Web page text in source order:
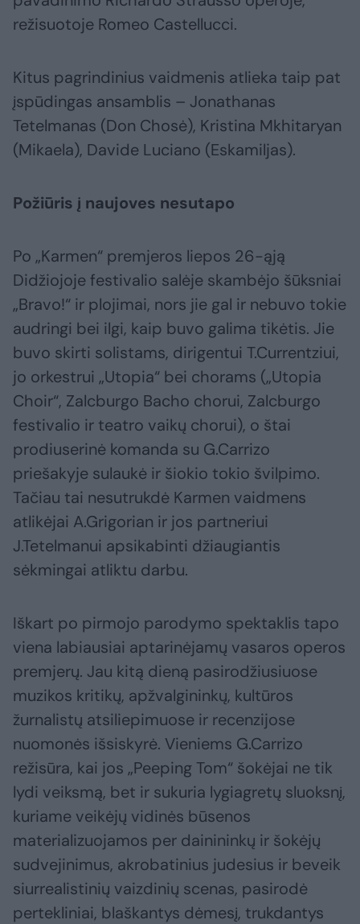
režisuotoje Romeo Castellucci.
Kitus pagrindinius vaidmenis atlieka taip pat
įspūdingas ansamblis – Jonathanas
Tetelmanas (Don Chosė), Kristina Mkhitaryan
(Mikaela), Davide Luciano (Eskamiljas).
Požiūris į naujoves nesutapo
Po „Karmen“ premjeros liepos 26-ąją
Didžiojoje festivalio salėje skambėjo šūksniai
„Bravo!“ ir plojimai, nors jie gal ir nebuvo tokie
audringi bei ilgi, kaip buvo galima tikėtis. Jie
buvo skirti solistams, dirigentui T.Currentziui,
jo orkestrui „Utopia“ bei chorams („Utopia
Choir“, Zalcburgo Bacho chorui, Zalcburgo
festivalio ir teatro vaikų chorui), o štai
prodiuserinė komanda su G.Carrizo
priešakyje sulaukė ir šiokio tokio švilpimo.
Tačiau tai nesutrukdė Karmen vaidmens
atlikėjai A.Grigorian ir jos partneriui
J.Tetelmanui apsikabinti džiaugiantis
sėkmingai atliktu darbu.
Iškart po pirmojo parodymo spektaklis tapo
viena labiausiai aptarinėjamų vasaros operos
premjerų. Jau kitą dieną pasirodžiusiuose
muzikos kritikų, apžvalgininkų, kultūros
žurnalistų atsiliepimuose ir recenzijose
nuomonės išsiskyrė. Vieniems G.Carrizo
režisūra, kai jos „Peeping Tom“ šokėjai ne tik
lydi veiksmą, bet ir sukuria lygiagretų sluoksnį,
kuriame veikėjų vidinės būsenos
materializuojamos per dainininkų ir šokėjų
sudvejinimus, akrobatinius judesius ir beveik
siurrealistinių vaizdinių scenas, pasirodė
pertekliniai, blaškantys dėmesį, trukdantys